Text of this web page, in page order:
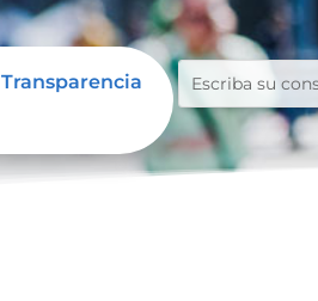
Transparencia